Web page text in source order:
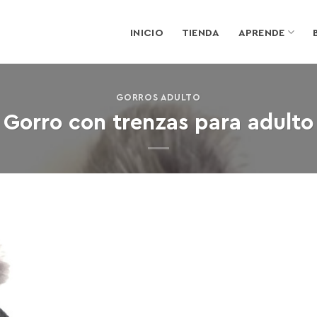
INICIO TIENDA APRENDE
GORROS ADULTO
Gorro con trenzas para adulto